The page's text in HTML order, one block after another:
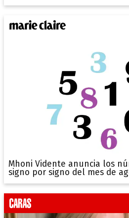
Mhoni Vidente anuncia los
signo por signo del mes de